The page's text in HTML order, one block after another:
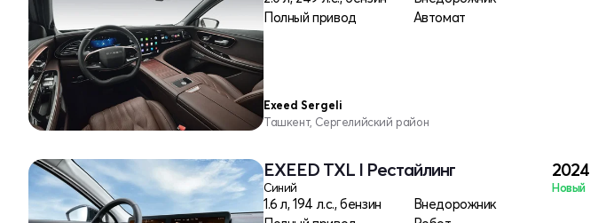
Полный привод
Автомат
Exeed Sergeli
Ташкент, Сергелийский район
EXEED TXL I Рестайлинг
Синий
1.6 л, 194 л.с., бензин
Внедорожник
2024
Новый